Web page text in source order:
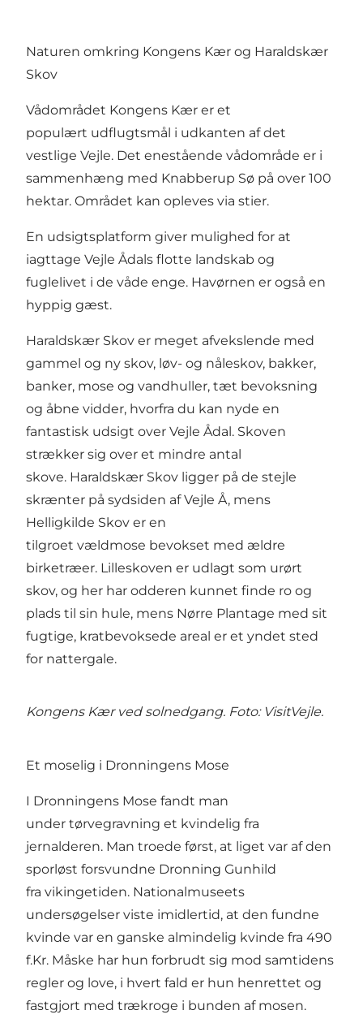
Naturen omkring Kongens Kær og Haraldskær
Skov
Vådområdet Kongens Kær er et
populært udflugtsmål i udkanten af det
vestlige Vejle. Det enestående vådområde er i
sammenhæng med Knabberup Sø på over 100
hektar. Området kan opleves via stier.
En udsigtsplatform giver mulighed for at
iagttage Vejle Ådals flotte landskab og
fuglelivet i de våde enge. Havørnen er også en
hyppig gæst.
Haraldskær Skov er meget afvekslende med
gammel og ny skov, løv- og nåleskov, bakker,
banker, mose og vandhuller, tæt bevoksning
og åbne vidder, hvorfra du kan nyde en
fantastisk udsigt over Vejle Ådal. Skoven
strækker sig over et mindre antal
skove. Haraldskær Skov ligger på de stejle
skrænter på sydsiden af Vejle Å, mens
Helligkilde Skov er en
tilgroet vældmose bevokset med ældre
birketræer. Lilleskoven er udlagt som urørt
skov, og her har odderen kunnet finde ro og
plads til sin hule, mens Nørre Plantage med sit
fugtige, kratbevoksede areal er et yndet sted
for nattergale.
Kongens Kær ved solnedgang. Foto: VisitVejle.
Et moselig i Dronningens Mose
I Dronningens Mose fandt man
under tørvegravning et kvindelig fra
jernalderen. Man troede først, at liget var af den
sporløst forsvundne Dronning Gunhild
fra vikingetiden. Nationalmuseets
undersøgelser viste imidlertid, at den fundne
kvinde var en ganske almindelig kvinde fra 490
f.Kr. Måske har hun forbrudt sig mod samtidens
regler og love, i hvert fald er hun henrettet og
fastgjort med trækroge i bunden af mosen.